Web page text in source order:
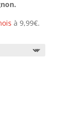
à 9,99€.